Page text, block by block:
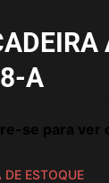
A
se para ver
DE ESTOQUE